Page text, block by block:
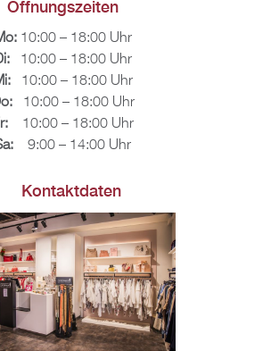
Öff­nungs­zei­ten
10:00 – 18:00 Uhr
10:00 – 18:00 Uhr
10:00 – 18:00 Uhr
10:00 – 18:00 Uhr
10:00 – 18:00 Uhr
9:00 – 14:00 Uhr
Kon­takt­da­ten